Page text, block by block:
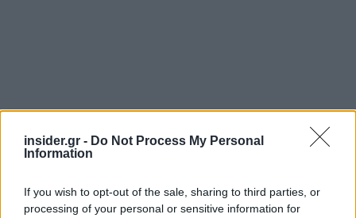
insider.gr - Do Not Process My Personal
Information
If you wish to opt-out of the sale, sharing to third parties, or
processing of your personal or sensitive information for